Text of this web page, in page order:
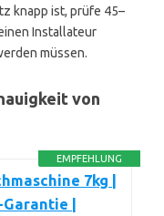
knapp ist, prüfe 45–
Installateur
müssen.
von
EMPFEHLUNG
7kg |
|